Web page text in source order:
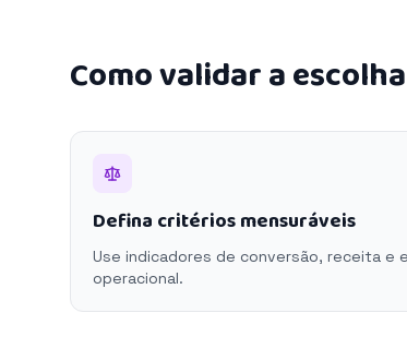
Como validar a
Defina critérios mensuráveis
Use indicadores de conversão, receita e
operacional.